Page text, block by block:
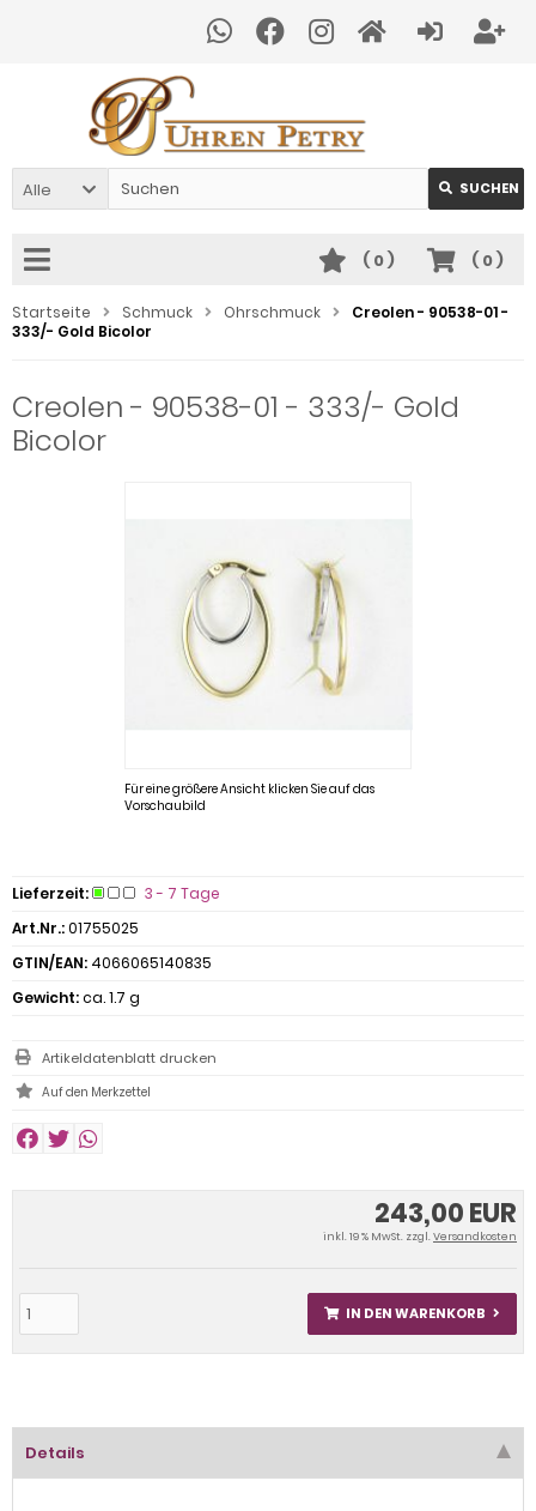
Alle SUCHEN
( 0)
( 0)
Startseite Schmuck Ohrschmuck
Creolen - 90538-01 -
333/- Gold Bicolor
Creolen - 90538-01 - 333/- Gold
Bicolor
Für eine größere Ansicht klicken Sie auf das
Vorschaubild
243,00 EUR
inkl. 19 % MwSt. zzgl.Versandkosten
IN DEN WARENKORB
Lieferzeit:
3 - 7 Tage
Art.Nr.:01755025
GTIN/EAN: 4066065140835
Gewicht:ca. 1.7 g
Artikeldatenblatt drucken
Details